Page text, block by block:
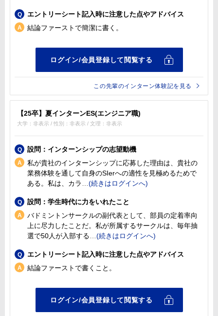
エントリーシート記入時に注意した点やアドバイス
結論ファーストで簡潔に書く。
この先輩のインターン体験記を見る
【25卒】夏インターンES(エンジニア職)
大学：非表示 / 性別：非表示 / 文理：非表示
設問：インターンシップの志望動機
私が貴社のインターンシップに応募した理由は、貴社の
業務体験を通して自身のSIerへの適性を見極めるためで
ある。私は、カラ
設問：学生時代に力をいれたこと
バドミントンサークルの副代表として、部員の定着率向
上に尽力したことだ。私が所属するサークルは、毎年抽
選で50人が入部する
エントリーシート記入時に注意した点やアドバイス
結論ファーストで書くこと。